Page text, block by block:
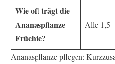
Wie oft trägt die
Ananaspflanze
Früchte?
Alle 1,5
Ananaspflanze pflegen: